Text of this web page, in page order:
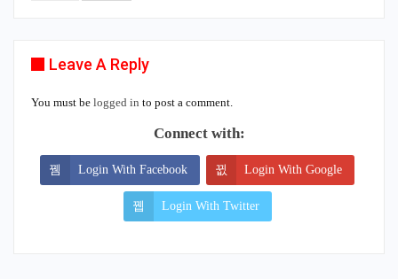
Leave A Reply
You must be logged in to post a comment.
Connect with:
Login With Facebook Login With Google
Login With Twitter